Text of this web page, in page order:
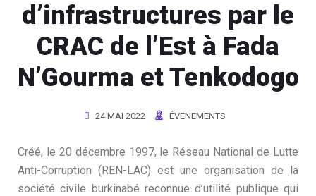
d’infrastructures par le
CRAC de l’Est à Fada
N’Gourma et Tenkodogo
24 MAI 2022 ÉVENEMENTS
Créé, le 20 décembre 1997, le Réseau National de Lutte
Anti-Corruption (REN-LAC) est une organisation de la
société civile burkinabé reconnue d’utilité publique qui